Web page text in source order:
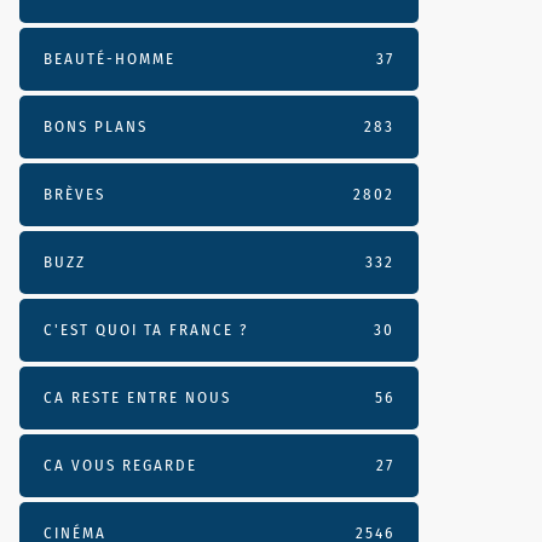
BEAUTÉ-HOMME 37
BONS PLANS 283
BRÈVES 2802
BUZZ 332
C'EST QUOI TA FRANCE ? 30
CA RESTE ENTRE NOUS 56
CA VOUS REGARDE 27
CINÉMA 2546